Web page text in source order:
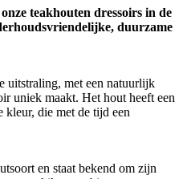
teakhouten dressoirs in de
duurzame
uitstraling, met een natuurlijk
uniek maakt. Het hout heeft een
die met de tijd een
en staat bekend om zijn